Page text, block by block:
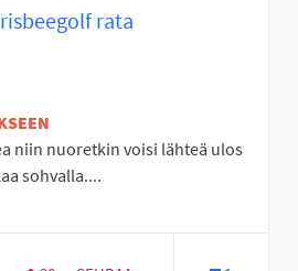
rata
niin nuoretkin voisi lähteä ulos
sohvalla....
mukaan: Koko Seinäjoki